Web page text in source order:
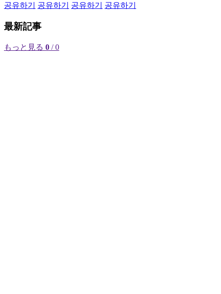
공유하기
공유하기 공유하기 공유하기
最新記事
もっと見る 0 / 0